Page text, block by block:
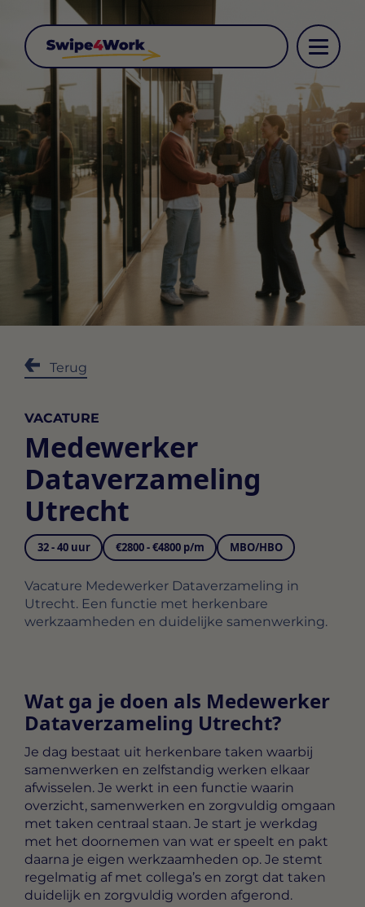
Terug
VACATURE
Medewerker
Dataverzameling
Utrecht
32 - 40 uur €2800 - €4800 p/m MBO/HBO
Vacature Medewerker Dataverzameling in
Utrecht. Een functie met herkenbare
werkzaamheden en duidelijke samenwerking.
Wat ga je doen als Medewerker
Dataverzameling Utrecht?
Je dag bestaat uit herkenbare taken waarbij
samenwerken en zelfstandig werken elkaar
afwisselen. Je werkt in een functie waarin
overzicht, samenwerken en zorgvuldig omgaan
met taken centraal staan. Je start je werkdag
met het doornemen van wat er speelt en pakt
daarna je eigen werkzaamheden op. Je stemt
regelmatig af met collega’s en zorgt dat taken
duidelijk en zorgvuldig worden afgerond.